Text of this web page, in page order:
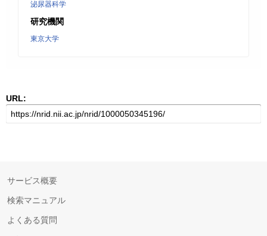
泌尿器科学
研究機関
東京大学
URL:
サービス概要
検索マニュアル
よくある質問